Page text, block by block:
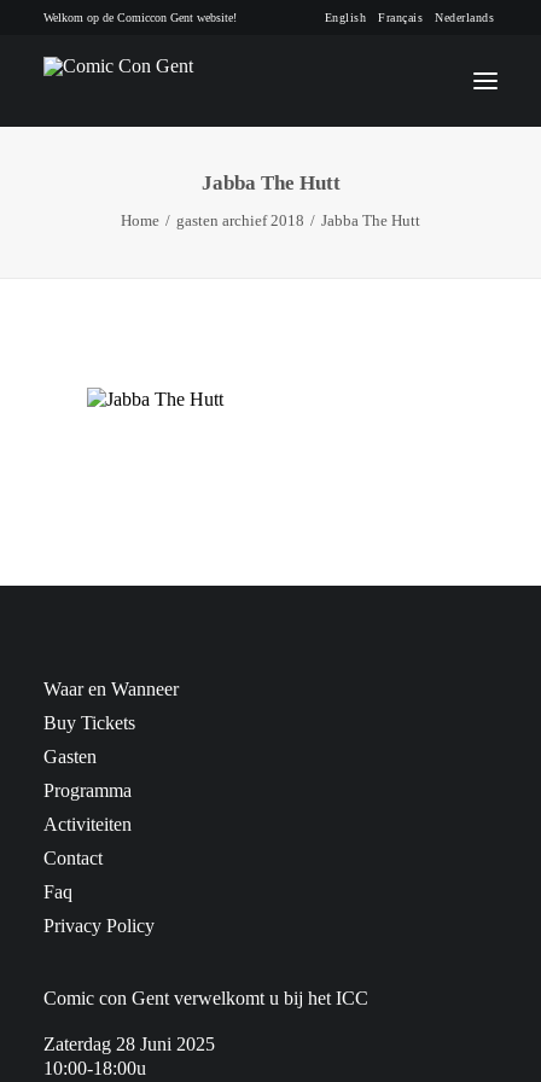
Welkom op de Comiccon Gent website! English Français Nederlands
INFO
Jabba The Hutt
Home gasten archief 2018 Jabba The Hutt
Waar en Wanneer
Buy Tickets
Gasten
Programma
Activiteiten
Contact
Faq
Privacy Policy
Comic con Gent verwelkomt u bij het ICC
Zaterdag 28 Juni 2025
10:00-18:00u